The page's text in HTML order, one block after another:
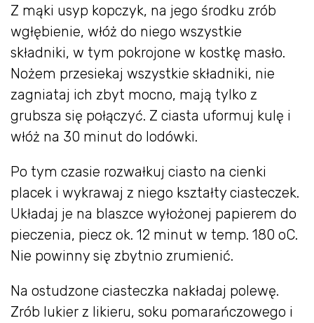
Z mąki usyp kopczyk, na jego środku zrób
wgłębienie, włóż do niego wszystkie
składniki, w tym pokrojone w kostkę masło.
Nożem przesiekaj wszystkie składniki, nie
zagniataj ich zbyt mocno, mają tylko z
grubsza się połączyć. Z ciasta uformuj kulę i
włóż na 30 minut do lodówki.
Po tym czasie rozwałkuj ciasto na cienki
placek i wykrawaj z niego kształty ciasteczek.
Układaj je na blaszce wyłożonej papierem do
pieczenia, piecz ok. 12 minut w temp. 180 oC.
Nie powinny się zbytnio zrumienić.
Na ostudzone ciasteczka nakładaj polewę.
Zrób lukier z likieru, soku pomarańczowego i